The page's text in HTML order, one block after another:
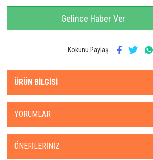
Gelince Haber Ver
Kokunu Paylaş
ÜRÜN BILGISI
YORUMLAR
ÖNERILERINIZ